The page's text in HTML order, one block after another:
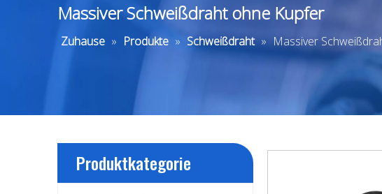
Massiver Schweißdraht ohne Kupfer
Zuhause » Produkte » Schweißdraht » Massiver
Produktkategorie